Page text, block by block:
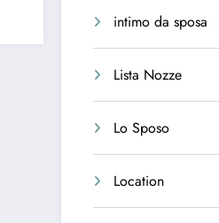
intimo da sposa
Lista Nozze
Lo Sposo
Location